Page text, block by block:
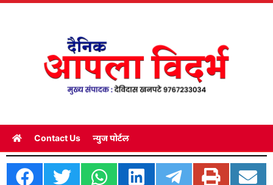
Contact Us न्युज पोर्टल